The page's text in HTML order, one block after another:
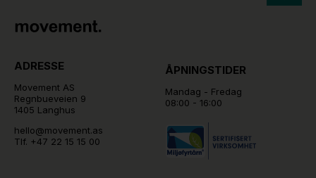
ADRESSE
Movement AS
Regnbueveien 9
1405 Langhus
hello@movement.as
Tlf. +47 22 15 15 00
ÅPNINGSTIDER
Mandag - Fredag
08:00 - 16:00